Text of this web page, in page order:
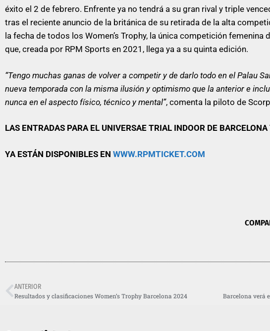
éxito el 2 de febrero. Enfrente ya no tendrá a su gran rival y triple
tras el reciente anuncio de la británica de su retirada de la alta
la fecha de todos los Women’s Trophy, la única competición
que, creada por RPM Sports en 2021, llega ya a su quinta edición.
“Tengo muchas ganas de volver a competir y de darlo todo en el Palau
nueva temporada con la misma ilusión y optimismo que la anterior e
nunca en el aspecto físico, técnico y mental”, comenta la piloto de
LAS ENTRADAS PARA EL UNIVERSAE TRIAL INDOOR DE BARCELONA
YA ESTÁN DISPONIBLES EN WWW.RPMTICKET.COM
ANTERIOR
Resultados y clasificaciones Women’s Trophy Barcelona 2024